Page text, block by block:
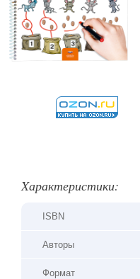
Xарактеристики:
ISBN
Авторы
Формат